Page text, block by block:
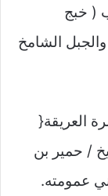
( خبج
الشامخ
العريقة{
/ حمير بن
عمومته.